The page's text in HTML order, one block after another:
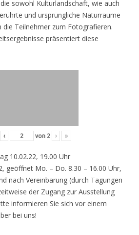
sowohl Kulturlandschaft, wie auch
und ursprüngliche Naturräume
die Teilnehmer zum Fotografieren.
präsentiert diese
‹ von 2 › »
10.02.22, 19.00 Uhr
geöffnet Mo. – Do. 8.30 – 16.00 Uhr,
nach Vereinbarung (durch Tagungen
der Zugang zur Ausstellung
informieren Sie sich vor einem
bei uns!